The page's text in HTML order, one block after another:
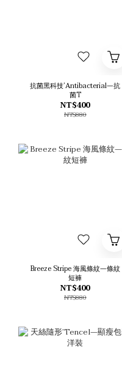
抗菌黑科技’Antibacterial—抗
菌T
NT$400
NT$880
Breeze Stripe 海風條紋—條紋
短褲
NT$400
NT$880